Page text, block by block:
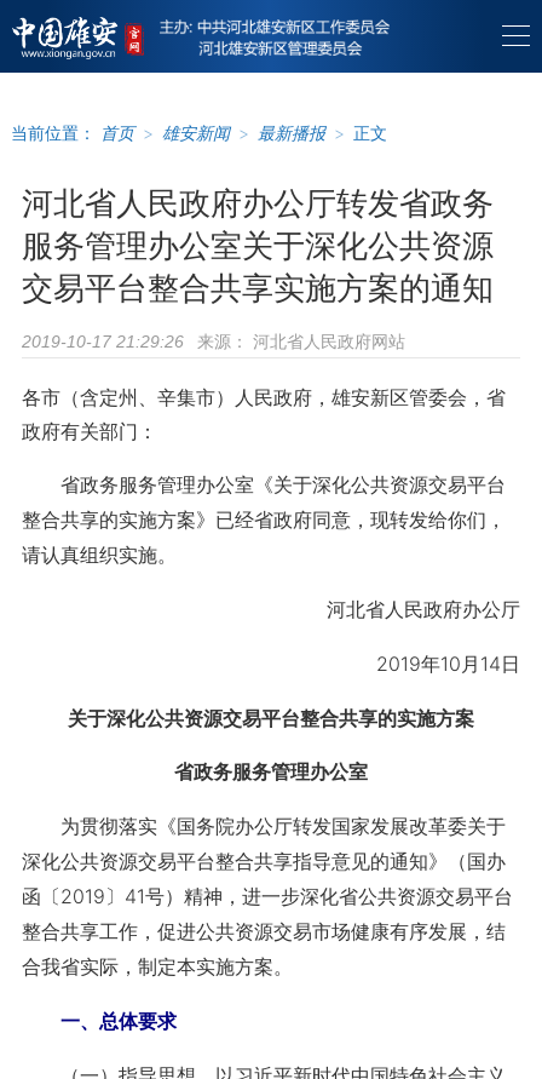
当前位置： 首页 > 雄安新闻 > 最新播报 > 正文
河北省人民政府办公厅转发省政务
服务管理办公室关于深化公共资源
交易平台整合共享实施方案的通知
2019-10-17 21:29:26 来源： 河北省人民政府网站
各市（含定州、辛集市）人民政府，雄安新区管委会，省
政府有关部门：
省政务服务管理办公室《关于深化公共资源交易平台
整合共享的实施方案》已经省政府同意，现转发给你们，
请认真组织实施。
河北省人民政府办公厅
2019年10月14日
关于深化公共资源交易平台整合共享的实施方案
省政务服务管理办公室
为贯彻落实《国务院办公厅转发国家发展改革委关于
深化公共资源交易平台整合共享指导意见的通知》（国办
函〔2019〕41号）精神，进一步深化省公共资源交易平台
整合共享工作，促进公共资源交易市场健康有序发展，结
合我省实际，制定本实施方案。
一、总体要求